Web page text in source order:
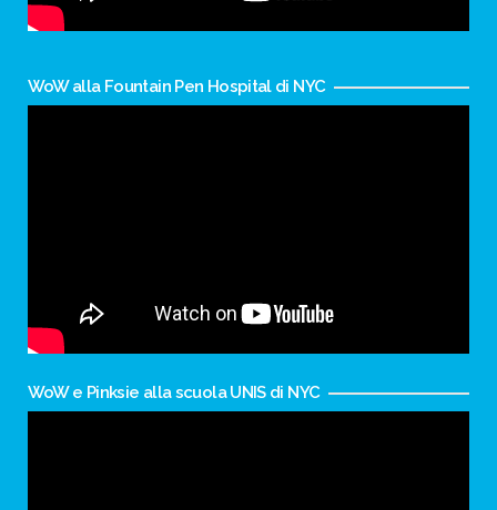
WoW alla Fountain Pen Hospital di NYC
WoW e Pinksie alla scuola UNIS di NYC